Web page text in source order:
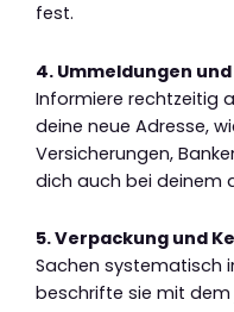
fest.
4. Ummeldungen
Informiere rechtzeitig
deine neue Adresse,
Versicherungen,
dich auch bei deinem
5. Verpackung und
Sachen systematisch
beschrifte sie mit dem